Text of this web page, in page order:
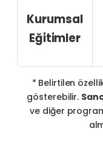
Kurumsal
Eğitimler
* Belirtilen
gösterebilir.
ve diğer